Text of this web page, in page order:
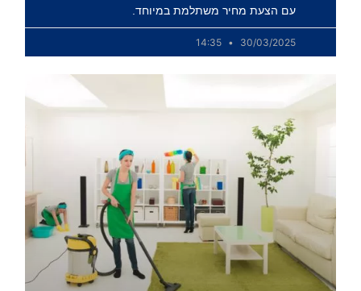
עם הצעת מחיר משתלמת במיוחד.
30/03/2025
14:35